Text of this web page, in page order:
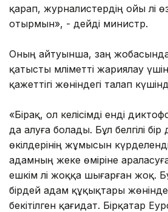
қарап, журналистердің ойы әлі
отырмын», - дейді министр.
Оның айтуынша, заң
қатысты мәліметті жариялау үшін
қажеттігі жөніндегі талап
«Бірақ, ол келісімді енді
да алуға болады. Бұл белгілі
өкілдерінің жұмысын
адамның жеке өміріне
ешкім әлі жоққа шығарған жоқ.
бірдей адам құқықтары
бекітілген қағидат. Бірқатар